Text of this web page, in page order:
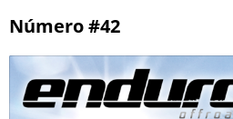
Número #42